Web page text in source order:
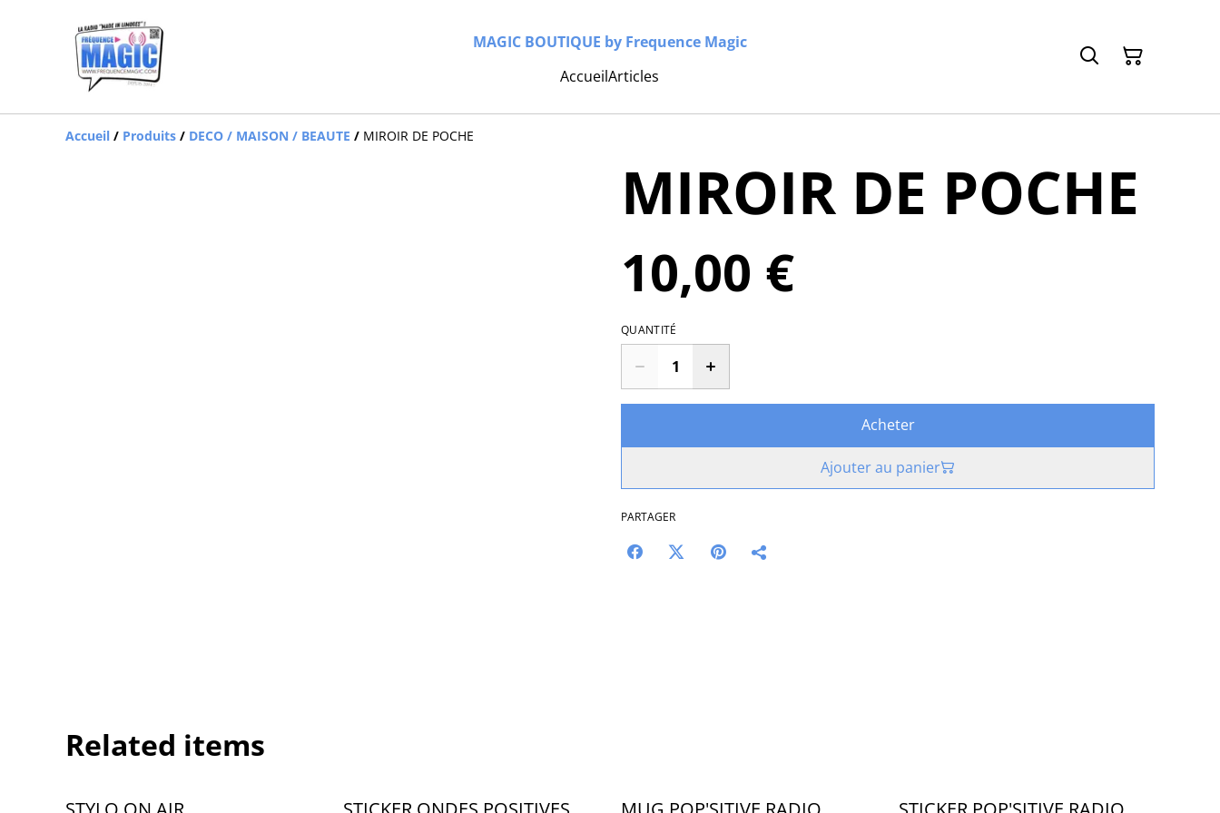
MAGIC BOUTIQUE by Frequence Magic
AccueilArticles
Accueil / Produits / DECO / MAISON / BEAUTE / MIROIR DE POCHE
MIROIR DE POCHE
10,00 €
QUANTITÉ
Acheter
Ajouter au panier
PARTAGER
Related items